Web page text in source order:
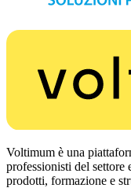
Voltimum è una
professionisti del
prodotti, formazione e